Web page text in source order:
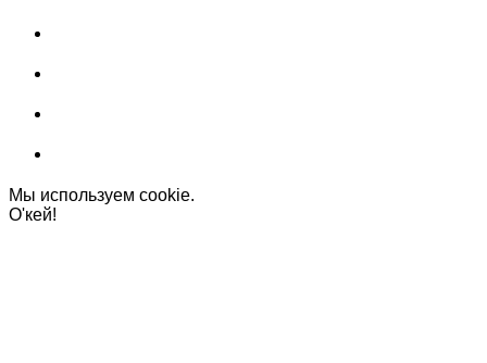
Мы используем cookie.
О'кей!